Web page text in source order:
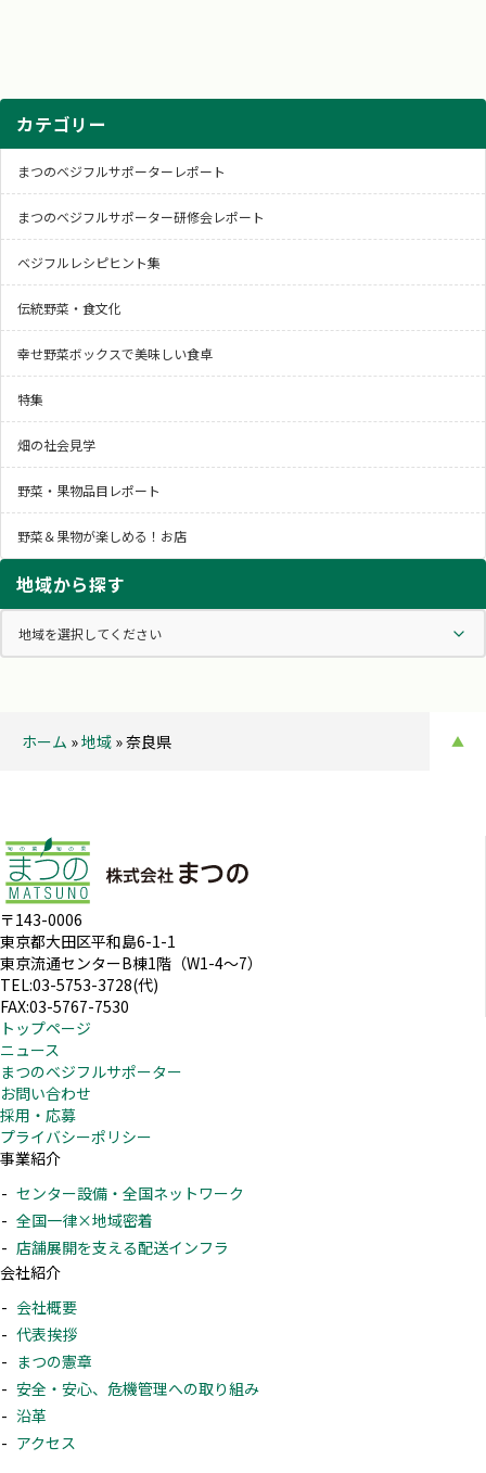
カテゴリー
まつのベジフルサポーターレポート
まつのベジフルサポーター研修会レポート
ベジフルレシピヒント集
伝統野菜・食文化
幸せ野菜ボックスで美味しい食卓
特集
畑の社会見学
野菜・果物品目レポート
野菜＆果物が楽しめる！お店
地域から探す
ホーム »地域 »奈良県 ▲
〒143-0006
東京都大田区平和島6-1-1
東京流通センターB棟1階（W1-4～7）
TEL:03-5753-3728(代)
FAX:03-5767-7530
トップページ
ニュース
まつのベジフルサポーター
お問い合わせ
採用・応募
プライバシーポリシー
事業紹介
センター設備・全国ネットワーク
全国一律×地域密着
店舗展開を支える配送インフラ
会社紹介
会社概要
代表挨拶
まつの憲章
安全・安心、危機管理への取り組み
沿革
アクセス